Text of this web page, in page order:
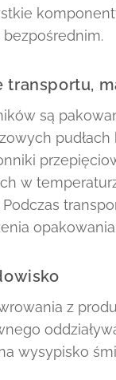
transportu,
są
w
z
wysypisko